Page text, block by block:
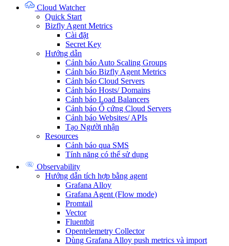
Cloud Watcher
Quick Start
Bizfly Agent Metrics
Cài đặt
Secret Key
Hướng dẫn
Cảnh báo Auto Scaling Groups
Cảnh báo Bizfly Agent Metrics
Cảnh báo Cloud Servers
Cảnh báo Hosts/ Domains
Cảnh báo Load Balancers
Cảnh báo Ổ cứng Cloud Servers
Cảnh báo Websites/ APIs
Tạo Người nhận
Resources
Cảnh báo qua SMS
Tính năng có thể sử dụng
Observability
Hướng dẫn tích hợp bằng agent
Grafana Alloy
Grafana Agent (Flow mode)
Promtail
Vector
Fluentbit
Opentelemetry Collector
Dùng Grafana Alloy push metrics và import